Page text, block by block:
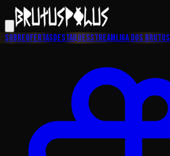
SobreOfertasDestaquesStreamLiga dos Brutus